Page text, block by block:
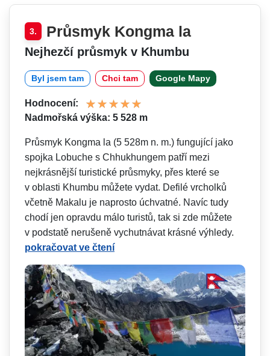
3. Průsmyk Kongma la
Nejhezčí průsmyk v Khumbu
Byl jsem tam Chci tam Google Mapy
Hodnocení:
Nadmořská výška: 5 528 m
Průsmyk Kongma la (5 528m n. m.) fungující jako
spojka Lobuche s Chhukhungem patří mezi
nejkrásnější turistické průsmyky, přes které se
v oblasti Khumbu můžete vydat. Defilé vrcholků
včetně Makalu je naprosto úchvatné. Navíc tudy
chodí jen opravdu málo turistů, tak si zde můžete
v podstatě nerušeně vychutnávat krásné výhledy.
pokračovat ve čtení